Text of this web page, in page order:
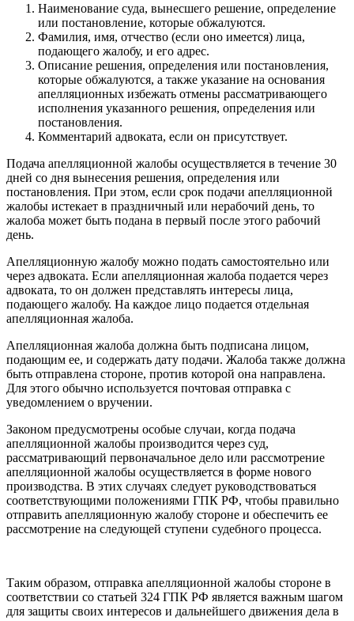
Наименование суда, вынесшего решение, определение
или постановление, которые обжалуются.
Фамилия, имя, отчество (если оно имеется) лица,
подающего жалобу, и его адрес.
Описание решения, определения или постановления,
которые обжалуются, а также указание на основания
апелляционных избежать отмены рассматривающего
исполнения указанного решения, определения или
постановления.
Комментарий адвоката, если он присутствует.
Подача апелляционной жалобы осуществляется в течение 30
дней со дня вынесения решения, определения или
постановления. При этом, если срок подачи апелляционной
жалобы истекает в праздничный или нерабочий день, то
жалоба может быть подана в первый после этого рабочий
день.
Апелляционную жалобу можно подать самостоятельно или
через адвоката. Если апелляционная жалоба подается через
адвоката, то он должен представлять интересы лица,
подающего жалобу. На каждое лицо подается отдельная
апелляционная жалоба.
Апелляционная жалоба должна быть подписана лицом,
подающим ее, и содержать дату подачи. Жалоба также должна
быть отправлена стороне, против которой она направлена.
Для этого обычно используется почтовая отправка с
уведомлением о вручении.
Законом предусмотрены особые случаи, когда подача
апелляционной жалобы производится через суд,
рассматривающий первоначальное дело или рассмотрение
апелляционной жалобы осуществляется в форме нового
производства. В этих случаях следует руководствоваться
соответствующими положениями ГПК РФ, чтобы правильно
отправить апелляционную жалобу стороне и обеспечить ее
рассмотрение на следующей ступени судебного процесса.
Таким образом, отправка апелляционной жалобы стороне в
соответствии со статьей 324 ГПК РФ является важным шагом
для защиты своих интересов и дальнейшего движения дела в